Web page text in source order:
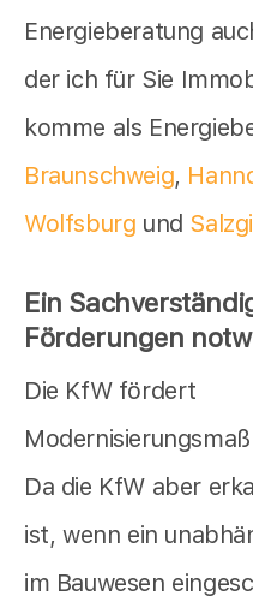
Energieberatung
der ich für Sie
komme als
Braunschweig,
Wolfsburg und
Ein
Förderungen
Die KfW fördert
Da die KfW aber
ist, wenn ein
im Bauwesen